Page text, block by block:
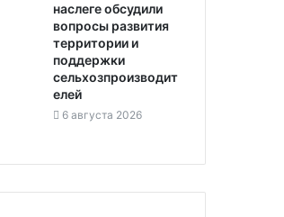
наслеге обсудили
вопросы развития
территории и
поддержки
сельхозпроизводит
елей
6 августа 2026